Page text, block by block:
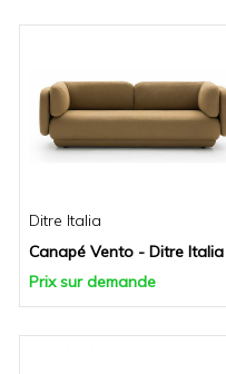
Ditre Italia
Canapé Vento - Ditre Italia
Prix sur demande